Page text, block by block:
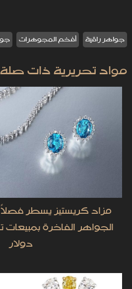
جواهر راقية أفخم المجوهرات
مواد تحريرية ذات صلة
مزاد كريستيز يسطر
دولار